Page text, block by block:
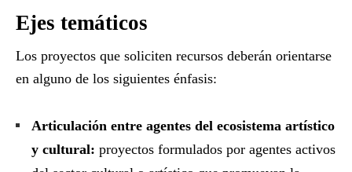
Ejes temáticos
Los proyectos que soliciten recursos deberán orientarse
en alguno de los siguientes énfasis:
Articulación entre agentes del ecosistema artístico
y cultural: proyectos formulados por agentes activos